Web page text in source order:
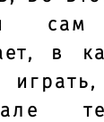
сам
в